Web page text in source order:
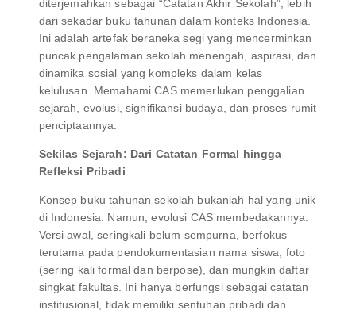
diterjemahkan sebagai “Catatan Akhir Sekolah”, lebih
dari sekadar buku tahunan dalam konteks Indonesia.
Ini adalah artefak beraneka segi yang mencerminkan
puncak pengalaman sekolah menengah, aspirasi, dan
dinamika sosial yang kompleks dalam kelas
kelulusan. Memahami CAS memerlukan penggalian
sejarah, evolusi, signifikansi budaya, dan proses rumit
penciptaannya.
Sekilas Sejarah: Dari Catatan Formal hingga
Refleksi Pribadi
Konsep buku tahunan sekolah bukanlah hal yang unik
di Indonesia. Namun, evolusi CAS membedakannya.
Versi awal, seringkali belum sempurna, berfokus
terutama pada pendokumentasian nama siswa, foto
(sering kali formal dan berpose), dan mungkin daftar
singkat fakultas. Ini hanya berfungsi sebagai catatan
institusional, tidak memiliki sentuhan pribadi dan